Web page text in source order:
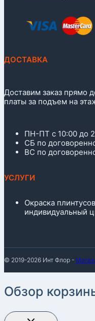
ДОСТАВКА
Доставим заказ прямо
платы за подъем на
ПН-ПТ с 10:00 до
СБ по
ВС по
УСЛУГИ
Окраска
индивидуальный
© 2019-2026 Инт Флор -
Обзор